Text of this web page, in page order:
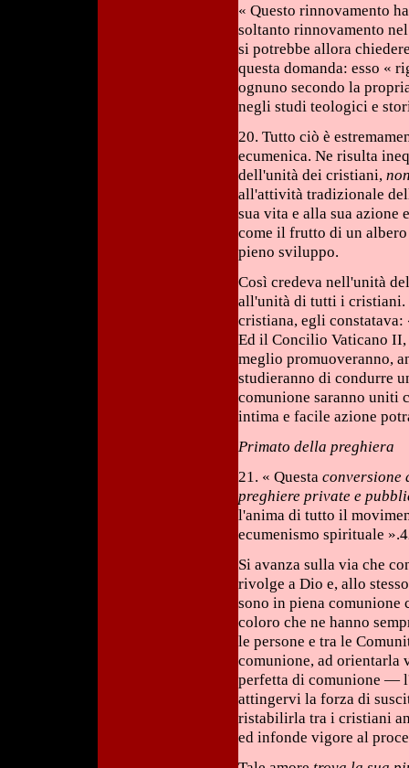
« Questo rinnovamento
soltanto rinnovamento
si potrebbe allora
questa domanda: esso «
ognuno secondo la
negli studi teologici e
20. Tutto ciò è
ecumenica. Ne risulta
dell'unità dei cristiani,
all'attività tradizionale
sua vita e alla sua azione
come il frutto di un
pieno sviluppo.
Così credeva nell'unità
all'unità di tutti i
cristiana, egli
Ed il Concilio Vaticano
meglio promuoveranno,
studieranno di condurre
comunione saranno uniti
intima e facile azione
Primato della preghiera
21. « Questaconversione
preghiere private e
l'anima di tutto il
ecumenismo spirituale
Si avanza sulla via che
rivolge a Dio e, allo
sono in piena comunione
coloro che ne hanno
le persone e tra le
comunione, ad orientarla
perfetta di comunione —
attingervi la forza di
ristabilirla tra i cristiani
ed infonde vigore al